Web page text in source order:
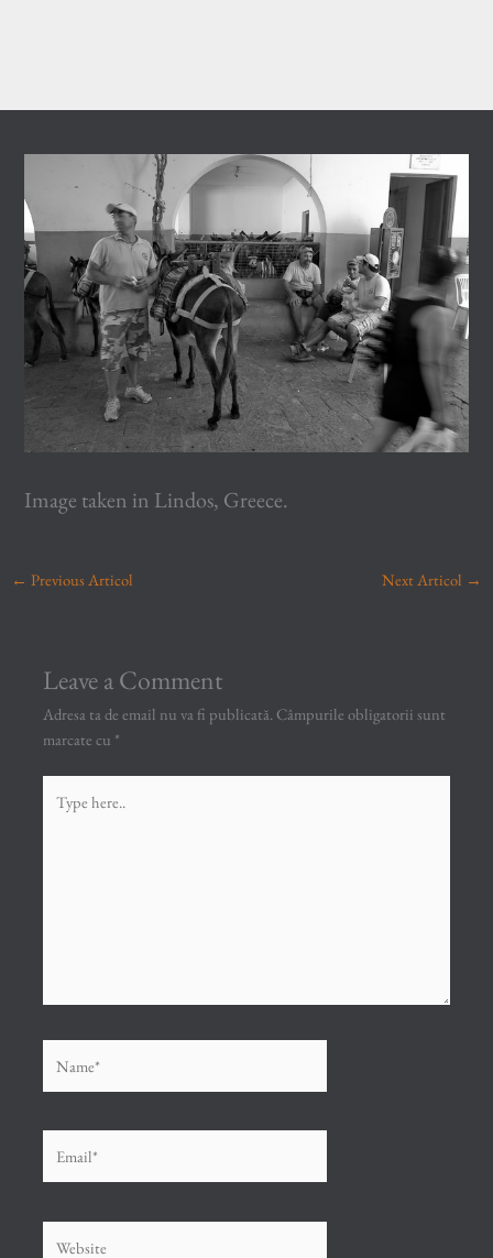
Image taken in Lindos, Greece.
← Previous Articol Next Articol →
Leave a Comment
Adresa ta de email nu va fi publicată. Câmpurile obligatorii sunt
marcate cu *
here..